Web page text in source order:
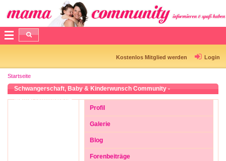
Kostenlos Mitglied werden Login
Startseite
Schwangerschaft, Baby & Kinderwunsch Community -
Mamacommunity.de
Profil
Galerie
Blog
Forenbeiträge